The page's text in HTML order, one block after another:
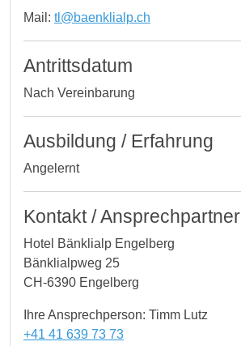
Mail: tl@baenklialp.ch
Antrittsdatum
Nach Vereinbarung
Ausbildung / Erfahrung
Angelernt
Kontakt / Ansprechpartner
Hotel Bänklialp Engelberg
Bänklialpweg 25
CH-6390 Engelberg
Ihre Ansprechperson: Timm Lutz
+41 41 639 73 73